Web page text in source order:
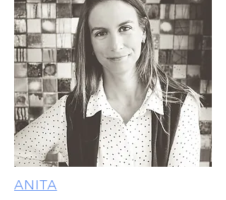
ANITA